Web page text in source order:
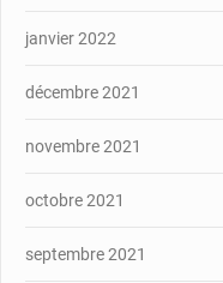
janvier 2022
décembre 2021
novembre 2021
octobre 2021
septembre 2021